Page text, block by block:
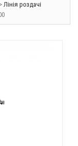
> Лінія роздачі